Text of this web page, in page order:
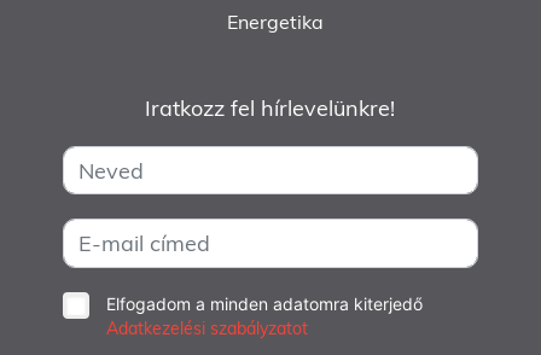
Energetika
Iratkozz fel hírlevelünkre!
Elfogadom a minden adatomra kiterjedő
Adatkezelési szabályzatot